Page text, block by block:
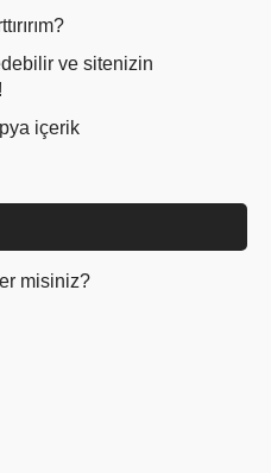
ve sitenizin
içerik
misiniz?